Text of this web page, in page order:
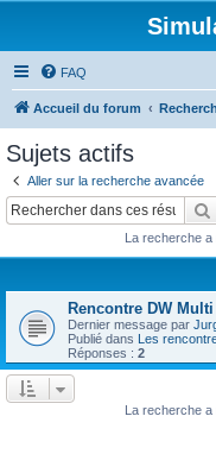
FAQ
Accueil du forum
Sujets actifs
Aller sur la recherche avancée
La recherche a
Rencontre DW Multi
Dernier message par
Publié dans Les
Réponses : 2
La recherche a